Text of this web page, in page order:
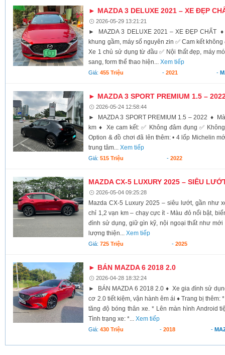
► MAZDA 3 DELUXE 2021 – XE ĐẸP
2026-05-29 13:21:21
► MAZDA 3 DELUXE 2021 – XE ĐẸP CHẤT
khung gầm, máy số nguyên zin ✅ Cam kết
Xe 1 chủ sử dụng từ đầu ✅ Nội thất đẹp, máy
sang, form thể thao hiện...Xem tiếp
Giá:455 Triệu -2021 -
► MAZDA 3 SPORT PREMIUM 1.5 –
2026-05-24 12:58:44
► MAZDA 3 SPORT PREMIUM 1.5 – 2022 ♦
km ♦ Xe cam kết: ✅ Không đâm đụng ✅
Option & đồ chơi đã lên thêm: • 4 lốp Michelin
trung tâm...Xem tiếp
Giá:515 Triệu - 2022
MAZDA CX-5 LUXURY 2025 – SIÊU
2026-05-04 09:25:28
Mazda CX-5 Luxury 2025 – siêu lướt, gần như
chỉ 1,2 vạn km – chạy cực ít - Màu đỏ nổi bật,
đình sử dụng, giữ gìn kỹ, nội ngoại thất như
lượng thiện...Xem tiếp
Giá:725 Triệu - 2025
► BÁN MAZDA 6 2018 2.0
2026-04-28 18:32:24
► BÁN MAZDA 6 2018 2.0 ♦ Xe gia đình sử
cơ 2.0 tiết kiệm, vận hành êm ái ♦ Trang bị thêm:
tăng độ bóng thân xe. * Lên màn hình Android
Tình trạng xe: *...Xem tiếp
Giá:430 Triệu - 2018 -